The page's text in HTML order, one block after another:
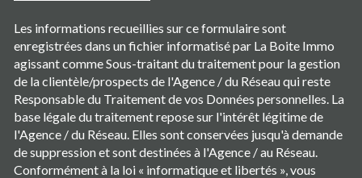
Les informations recueillies sur ce formulaire sont
enregistrées dans un fichier informatisé par La Boite Immo
agissant comme Sous-traitant du traitement pour la gestion
de la clientèle/prospects de l'Agence / du Réseau qui reste
Responsable du Traitement de vos Données personnelles. La
base légale du traitement repose sur l'intérêt légitime de
l'Agence / du Réseau. Elles sont conservées jusqu'à demande
de suppression et sont destinées à l'Agence / au Réseau.
Conformément à la loi « informatique et libertés », vous